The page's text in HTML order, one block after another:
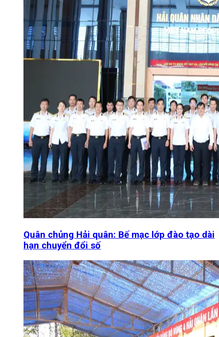
Quân chủng Hải quân: Bế mạc lớp đào tạo dài
hạn chuyển đổi số